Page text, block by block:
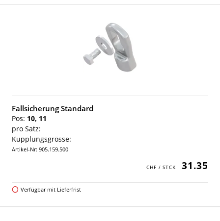
Fallsicherung Standard
Pos: 10, 11
pro Satz:
Kupplungsgrösse:
Artikel-Nr: 905.159.500
31.35
Verfügbar mit Lieferfrist